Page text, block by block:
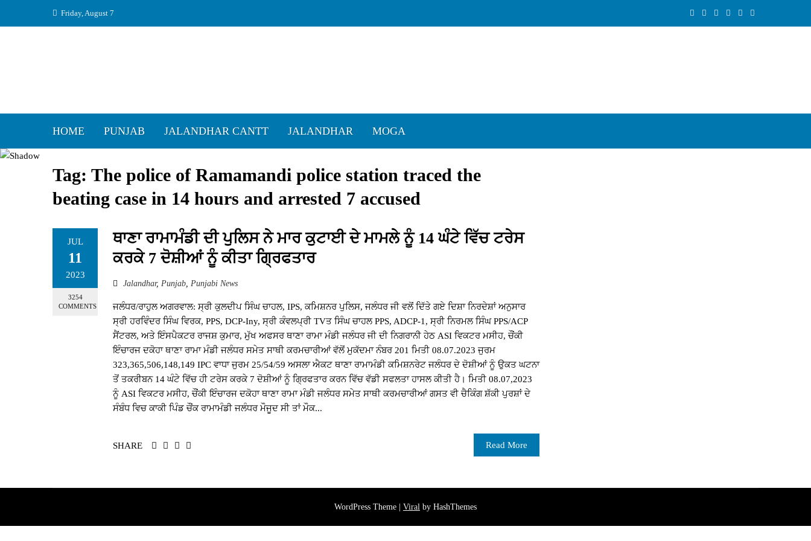
Friday, August 7
HOME PUNJAB JALANDHAR CANTT JALANDHAR MOGA
Tag: The police of Ramamandi police station traced the
beating case in 14 hours and arrested 7 accused
JUL
11
2023
3254
COMMENTS
ਥਾਣਾ ਰਾਮਾਮੰਡੀ ਦੀ ਪੁਲਿਸ ਨੇ ਮਾਰ ਕੁਟਾਈ ਦੇ ਮਾਮਲੇ ਨੂੰ 14 ਘੰਟੇ ਵਿੱਚ ਟਰੇਸ
ਕਰਕੇ 7 ਦੋਸ਼ੀਆਂ ਨੂੰ ਕੀਤਾ ਗ੍ਰਿਫਤਾਰ
Jalandhar, Punjab, Punjabi News
ਜਲੰਧਰ/ਰਾਹੁਲ ਅਗਰਵਾਲ: ਸ੍ਰੀ ਕੁਲਦੀਪ ਸਿੰਘ ਚਾਹਲ, IPS, ਕਮਿਸ਼ਨਰ ਪੁਲਿਸ, ਜਲੰਧਰ ਜੀ ਵਲੋਂ ਦਿੱਤੇ ਗਏ ਦਿਸ਼ਾ ਨਿਰਦੇਸ਼ਾਂ ਅਨੁਸਾਰ
ਸ੍ਰੀ ਹਰਵਿੰਦਰ ਸਿੰਘ ਵਿਰਕ, PPS, DCP-Iny, ਸ੍ਰੀ ਕੰਵਲਪ੍ਰੀ TVਤ ਸਿੰਘ ਚਾਹਲ PPS, ADCP-1, ਸ੍ਰੀ ਨਿਰਮਲ ਸਿੰਘ PPS/ACP
ਸੈਂਟਰਲ, ਅਤੇ ਇੰਸਪੈਕਟਰ ਰਾਜਸ਼ ਕੁਮਾਰ, ਮੁੱਖ ਅਫਸਰ ਥਾਣਾ ਰਾਮਾ ਮੰਡੀ ਜਲੰਧਰ ਜੀ ਦੀ ਨਿਗਰਾਨੀ ਹੇਠ ASI ਵਿਕਟਰ ਮਸੀਹ, ਚੌਂਕੀ
ਇੰਚਾਰਜ ਦਕੋਹਾ ਥਾਣਾ ਰਾਮਾ ਮੰਡੀ ਜਲੰਧਰ ਸਮੇਤ ਸਾਥੀ ਕਰਮਚਾਰੀਆਂ ਵੱਲੋਂ ਮੁਕੱਦਮਾ ਨੰਬਰ 201 ਮਿਤੀ 08.07.2023 ਜੁਰਮ
323,365,506,148,149 IPC ਵਾਧਾ ਜੁਰਮ 25/54/59 ਅਸਲਾ ਐਕਟ ਥਾਣਾ ਰਾਮਾਮੰਡੀ ਕਮਿਸ਼ਨਰੇਟ ਜਲੰਧਰ ਦੇ ਦੋਸ਼ੀਆਂ ਨੂੰ ਉਕਤ ਘਟਨਾ
ਤੋਂ ਤਕਰੀਬਨ 14 ਘੰਟੇ ਵਿੱਚ ਹੀ ਟਰੇਸ ਕਰਕੇ 7 ਦੋਸ਼ੀਆਂ ਨੂੰ ਗ੍ਰਿਫਤਾਰ ਕਰਨ ਵਿੱਚ ਵੱਡੀ ਸਫਲਤਾ ਹਾਸਲ ਕੀਤੀ ਹੈ। ਮਿਤੀ 08.07,2023
ਨੂੰ ASI ਵਿਕਟਰ ਮਸੀਹ, ਚੌਂਕੀ ਇੰਚਾਰਜ ਦਕੋਹਾ ਥਾਣਾ ਰਾਮਾ ਮੰਡੀ ਜਲੰਧਰ ਸਮੇਤ ਸਾਥੀ ਕਰਮਚਾਰੀਆਂ ਗਸਤ ਵੀ ਚੈਕਿੰਗ ਸ਼ੱਕੀ ਪੁਰਸ਼ਾਂ ਦੇ
ਸੰਬੰਧ ਵਿਚ ਕਾਕੀ ਪਿੰਡ ਚੌਂਕ ਰਾਮਾਮੰਡੀ ਜਲੰਧਰ ਮੌਜੂਦ ਸੀ ਤਾਂ ਮੌਕ...
Read More
SHARE
WordPress Theme | Viral by HashThemes